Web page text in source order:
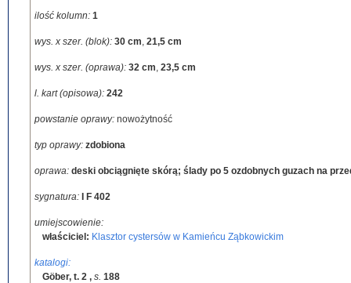
ilość kolumn: 1
wys. x szer. (blok): 30 cm, 21,5 cm
wys. x szer. (oprawa): 32 cm, 23,5 cm
l. kart (opisowa): 242
powstanie oprawy: nowożytność
typ oprawy: zdobiona
oprawa: deski obciągnięte skórą; ślady po 5 ozdobnych guzach na
sygnatura: I F 402
umiejscowienie:
właściciel: Klasztor cystersów w Kamieńcu Ząbkowickim
katalogi:
Göber, t. 2 , s. 188